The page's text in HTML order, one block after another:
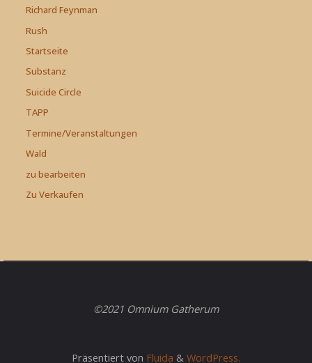
Richard Feynman
Rush
Startseite
Substanz
Suicide Circle
TAPP
Termine/Veranstaltungen
Wald
zu bearbeiten
Zu Verkaufen
©2021 Omnium Gatherum
Präsentiert von Fluida & WordPress.